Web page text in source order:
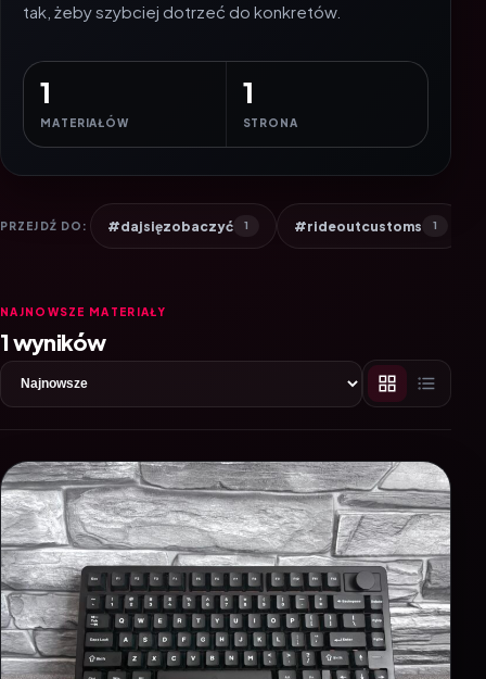
tak, żeby szybciej dotrzeć do konkretów.
1
MATERIAŁÓW
1
STRONA
PRZEJDŹ DO: #dajsięzobaczyć 1 #rideoutcustoms 1
NAJNOWSZE MATERIAŁY
1 wyników